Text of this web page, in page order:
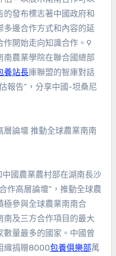
發布標志著中國政府和
邊合作方式和內容的延
作開始走向知識合作。9
南農業學院在聯合國總部
養站長庫聯盟的智庫對話
報告”，分享中國-坦桑尼
層論壇 推動全球農業南南
國農業農村部在湖南長沙
作高層論壇”，推動全球農
極參與全球農業南南合
及三方合作項目的最大
量最多的國家。中國曾
織捐贈8000包養俱樂部萬